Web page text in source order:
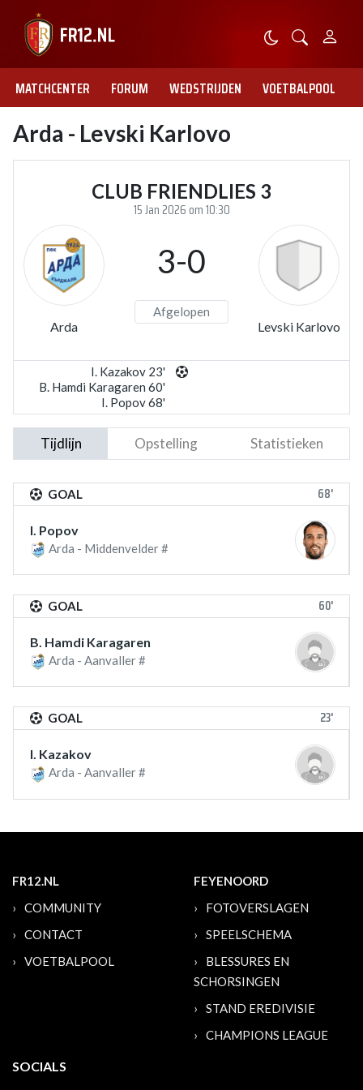
MATCHCENTER FORUM WEDSTRIJDEN VOETBALPOOL
Arda - Levski Karlovo
CLUB FRIENDLIES 3
15 Jan 2026 om 10:30
Arda
3-0
Afgelopen
Levski Karlovo
I. Kazakov 23'
B. Hamdi Karagaren 60'
I. Popov 68'
Tijdlijn Opstelling Statistieken
GOAL 68'
I. Popov
Arda - Middenvelder #
GOAL 60'
B. Hamdi Karagaren
Arda - Aanvaller #
GOAL 23'
I. Kazakov
Arda - Aanvaller #
FR12.NL
COMMUNITY
CONTACT
VOETBALPOOL
FEYENOORD
FOTOVERSLAGEN
SPEELSCHEMA
BLESSURES EN
SCHORSINGEN
STAND EREDIVISIE
CHAMPIONS LEAGUE
SOCIALS